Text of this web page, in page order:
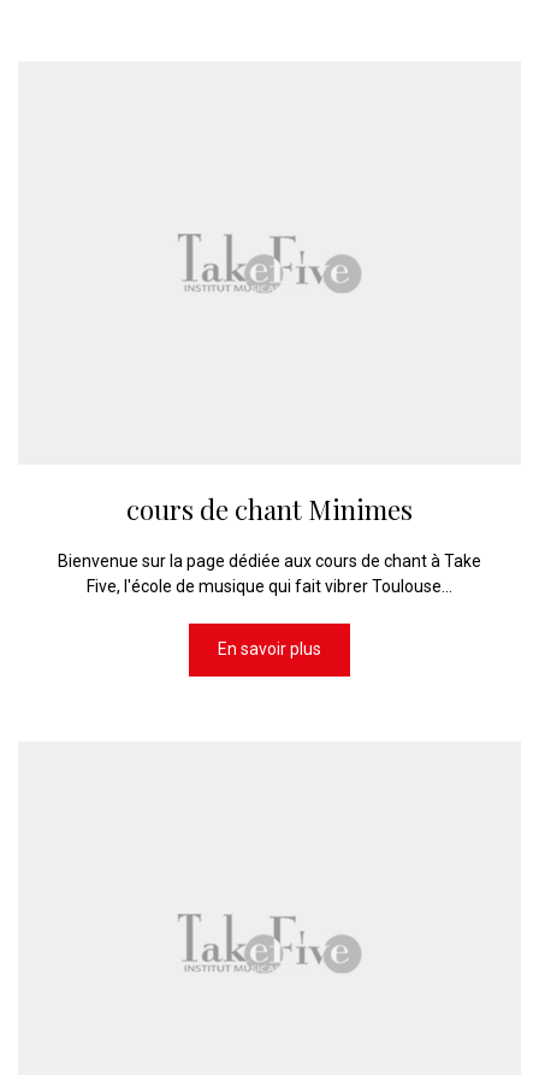
cours de chant Minimes
Bienvenue sur la page dédiée aux cours de chant à Take
Five, l'école de musique qui fait vibrer Toulouse...
En savoir plus